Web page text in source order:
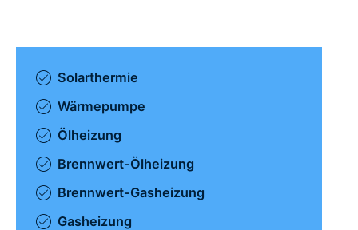
Solarthermie
Wärmepumpe
Ölheizung
Brennwert-Ölheizung
Brennwert-Gasheizung
Gasheizung